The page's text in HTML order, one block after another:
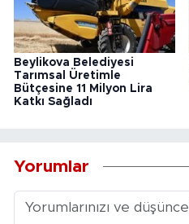
Beylikova Belediyesi
Tarımsal Üretimle
Bütçesine 11 Milyon Lira
Katkı Sağladı
Yorumlar